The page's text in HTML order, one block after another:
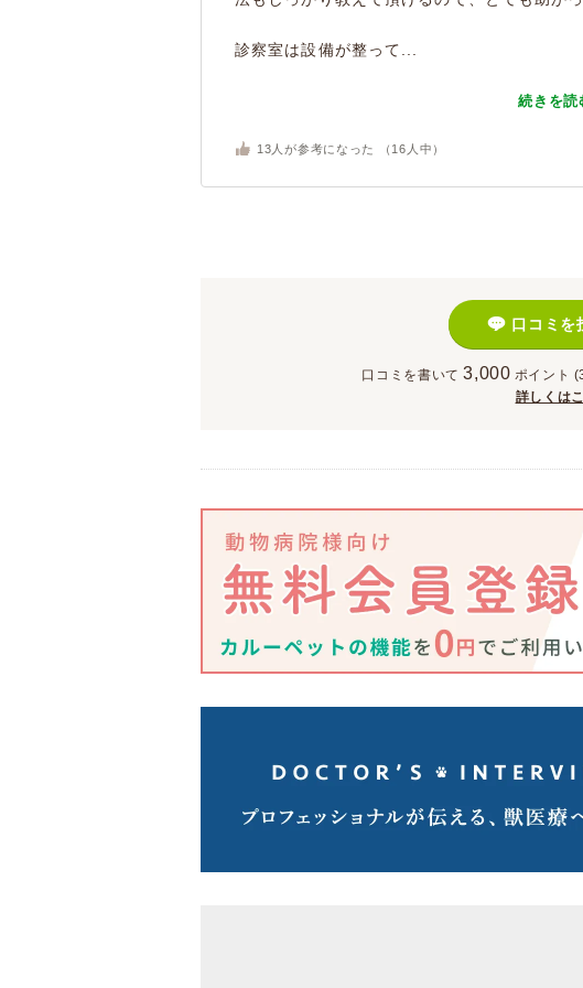
診察室は設備が整って...
続きを読
13 人が参考になった （ 16 人中）
口コミを
口コミを書いて 3,000 ポイント
詳しくは